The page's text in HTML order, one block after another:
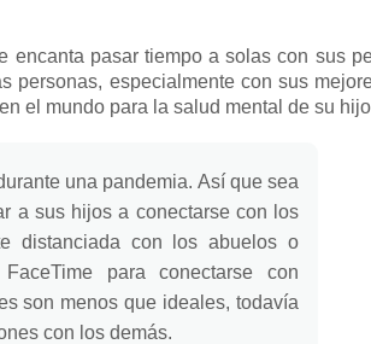
encanta pasar tiempo a solas con sus
personas, especialmente con sus
el mundo para la salud mental de su
una pandemia. Así que sea
a sus hijos a conectarse con los
distanciada con los abuelos o
para conectarse con
son menos que ideales, todavía
con los demás.